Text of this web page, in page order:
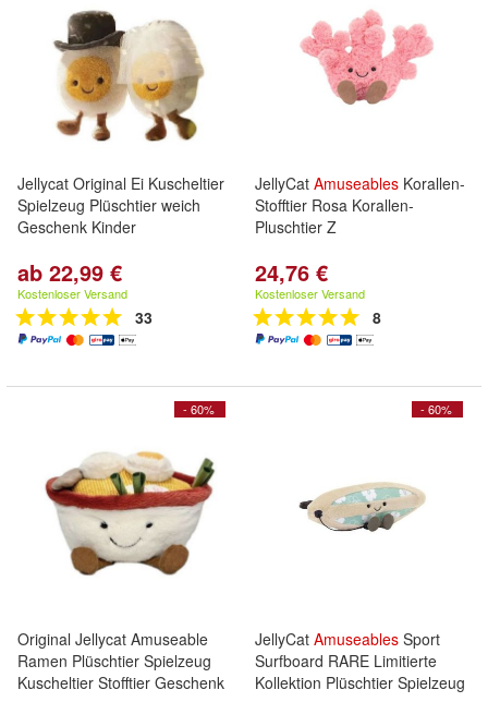
Jellycat Original Ei Kuscheltier
Spielzeug Plüschtier weich
Geschenk Kinder
ab 22,99 €
Kostenloser Versand
33
JellyCat Amuseables Korallen-
Stofftier Rosa Korallen-
Pluschtier Z
24,76 €
Kostenloser Versand
8
- 60%
Original Jellycat Amuseable
Ramen Plüschtier Spielzeug
Kuscheltier Stofftier Geschenk
- 60%
JellyCat Amuseables Sport
Surfboard RARE Limitierte
Kollektion Plüschtier Spielzeug